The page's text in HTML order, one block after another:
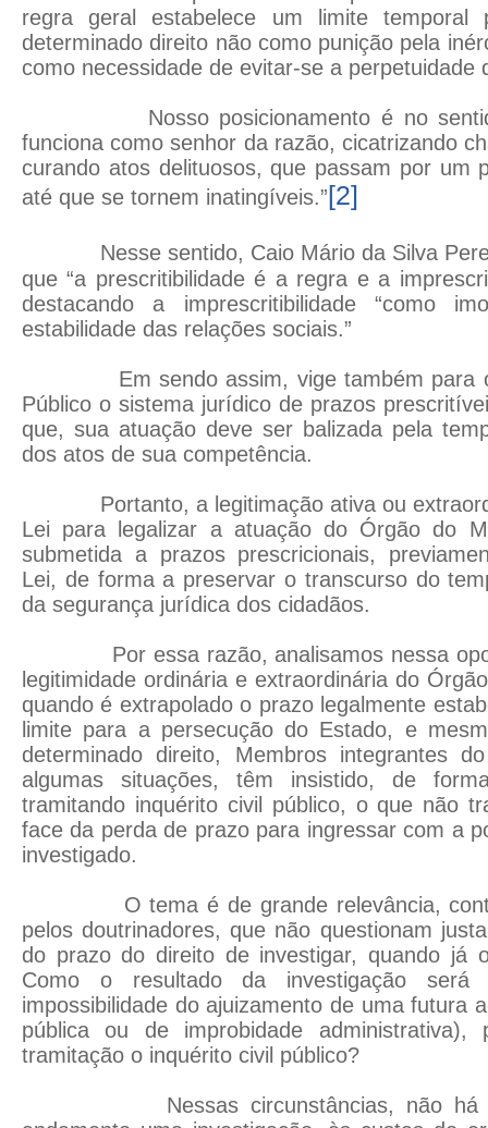
regra geral estabelece um limite
determinado direito não como punição pela
como necessidade de evitar-se a perpetuidade
Nosso posicionamento é no sentido
funciona como senhor da razão, cicatrizando
curando atos delituosos, que passam por um
até que se tornem inatingíveis.”[2]
Nesse sentido, Caio Mário da Silva
que “a prescritibilidade é a regra e a
destacando a imprescritibilidade “como
estabilidade das relações sociais.”
Em sendo assim, vige também para o
Público o sistema jurídico de prazos
que, sua atuação deve ser balizada pela
dos atos de sua competência.
Portanto, a legitimação ativa ou
Lei para legalizar a atuação do Órgão do
submetida a prazos prescricionais,
Lei, de forma a preservar o transcurso do
da segurança jurídica dos cidadãos.
Por essa razão, analisamos nessa
legitimidade ordinária e extraordinária do
quando é extrapolado o prazo legalmente
limite para a persecução do Estado, e
determinado direito, Membros integrantes
algumas situações, têm insistido, de
tramitando inquérito civil público, o que não
face da perda de prazo para ingressar com a
investigado.
O tema é de grande relevância,
pelos doutrinadores, que não questionam
do prazo do direito de investigar, quando já
Como o resultado da investigação
impossibilidade do ajuizamento de uma futura
pública ou de improbidade
tramitação o inquérito civil público?
Nessas circunstâncias, não há